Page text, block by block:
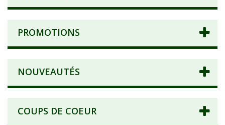
PROMOTIONS
NOUVEAUTÉS
COUPS DE COEUR